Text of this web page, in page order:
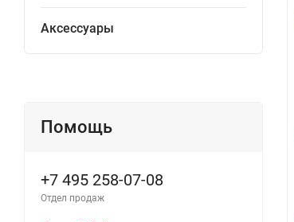
Аксессуары
Помощь
+7 495 258-07-08
Отдел продаж